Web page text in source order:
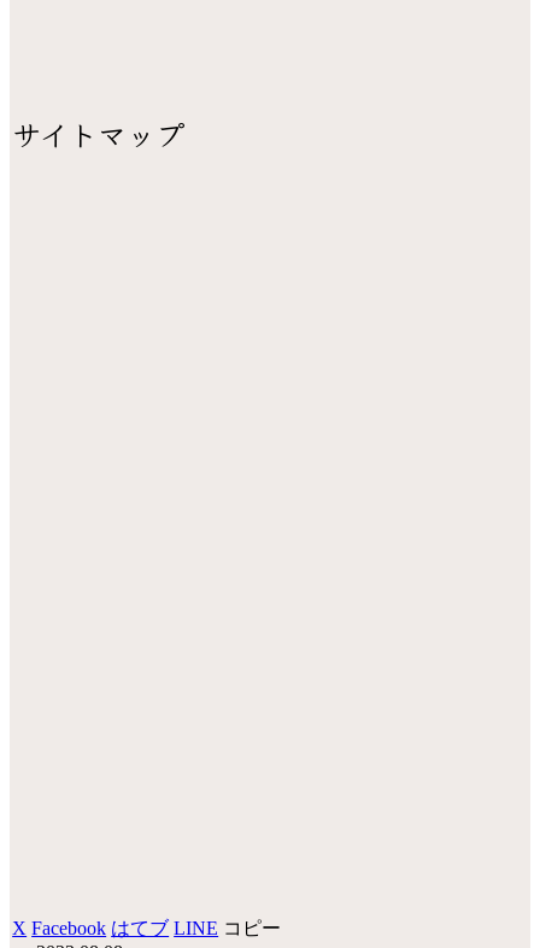
サイトマップ
X Facebook はてブ LINE コピー